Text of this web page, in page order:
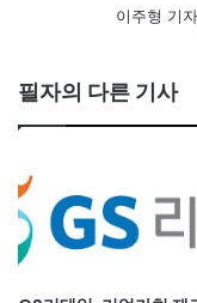
이주형 기
필자의 다른 기사